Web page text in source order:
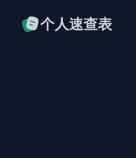
个人速查表